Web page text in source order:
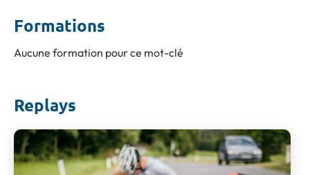
Formations
Aucune formation pour ce mot-clé
Replays